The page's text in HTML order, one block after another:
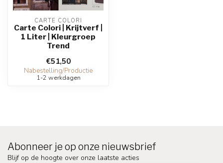
CARTE COLORI
Carte Colori | Krijtverf |
1 Liter | Kleurgroep
Trend
€51,50
Nabestelling/Productie
1-2 werkdagen
Abonneer je op onze nieuwsbrief
Blijf op de hoogte over onze laatste acties